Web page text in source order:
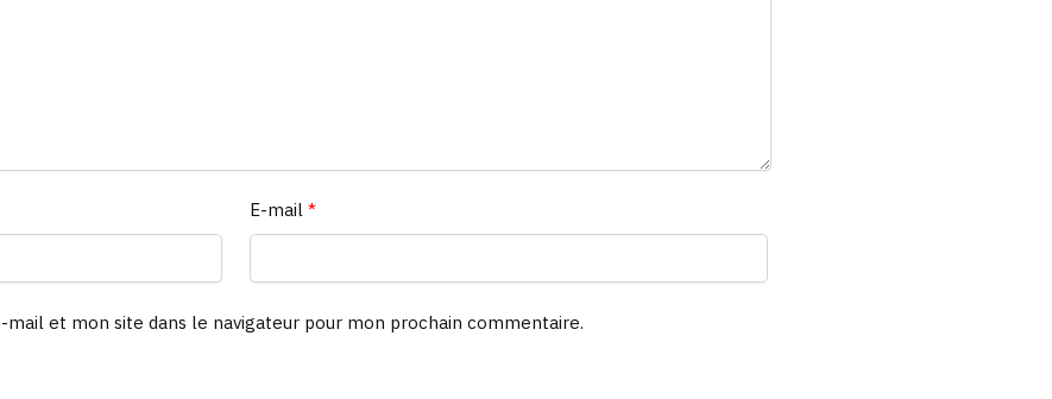
E-mail*
et mon site dans le navigateur pour mon prochain commentaire.